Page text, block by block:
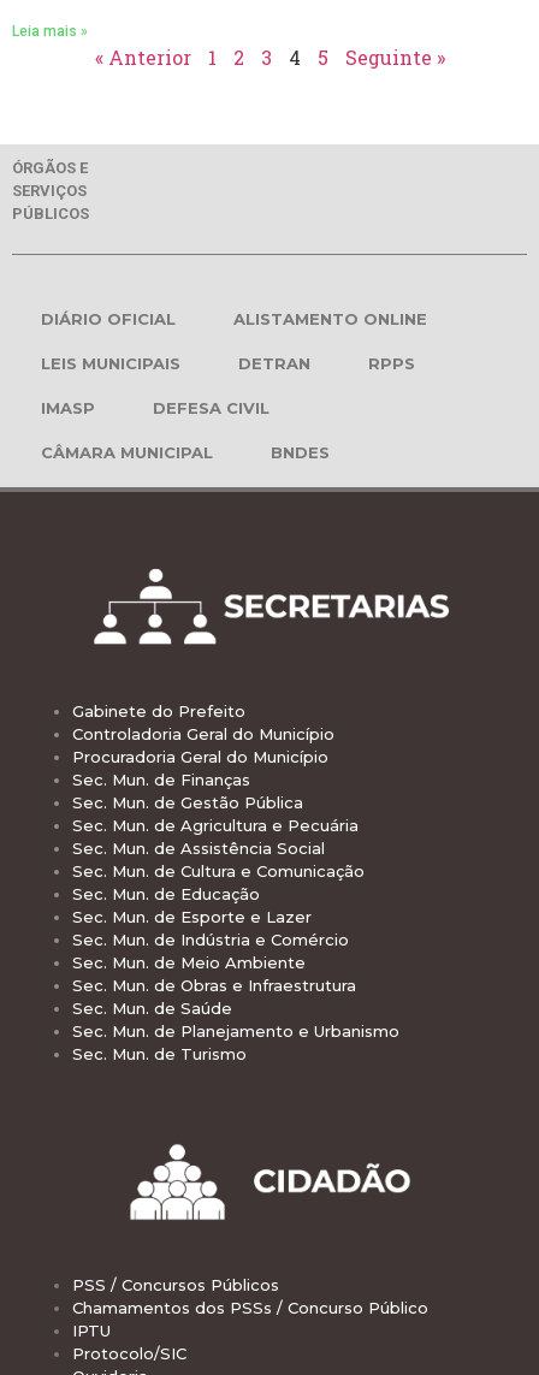
Leia mais »
« Anterior 1 2 3 4 5 Seguinte »
ÓRGÃOS E
SERVIÇOS
PÚBLICOS
DIÁRIO OFICIAL ALISTAMENTO ONLINE
LEIS MUNICIPAIS DETRAN RPPS
IMASP DEFESA CIVIL
CÂMARA MUNICIPAL BNDES
Gabinete do Prefeito
Controladoria Geral do Município
Procuradoria Geral do Município
Sec. Mun. de Finanças
Sec. Mun. de Gestão Pública
Sec. Mun. de Agricultura e Pecuária
Sec. Mun. de Assistência Social
Sec. Mun. de Cultura e Comunicação
Sec. Mun. de Educação
Sec. Mun. de Esporte e Lazer
Sec. Mun. de Indústria e Comércio
Sec. Mun. de Meio Ambiente
Sec. Mun. de Obras e Infraestrutura
Sec. Mun. de Saúde
Sec. Mun. de Planejamento e Urbanismo
Sec. Mun. de Turismo
PSS / Concursos Públicos
Chamamentos dos PSSs / Concurso Público
IPTU
Protocolo/SIC